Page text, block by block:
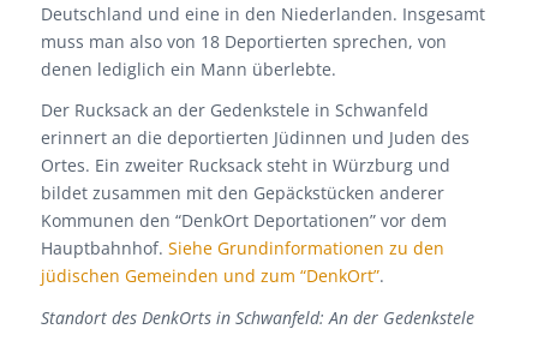
Deutschland und eine in den Niederlanden. Insgesamt
muss man also von 18 Deportierten sprechen, von
denen lediglich ein Mann überlebte.
Der Rucksack an der Gedenkstele in Schwanfeld
erinnert an die deportierten Jüdinnen und Juden des
Ortes. Ein zweiter Rucksack steht in Würzburg und
bildet zusammen mit den Gepäckstücken anderer
Kommunen den “DenkOrt Deportationen” vor dem
Hauptbahnhof. Siehe Grundinformationen zu den
jüdischen Gemeinden und zum “DenkOrt”.
Standort des DenkOrts in Schwanfeld: An der Gedenkstele